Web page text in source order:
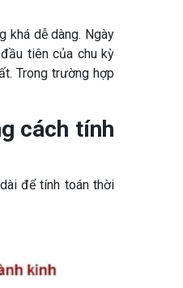
khá dễ dàng. Ngày
tiên của chu kỳ
Trong trường hợp
cách tính
để tính toán thời